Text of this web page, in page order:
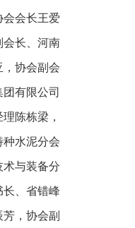
会长王爱
会长、河南
协会副会
有限公司
陈栋梁，
水泥分会
与装备分
、省错峰
，协会副